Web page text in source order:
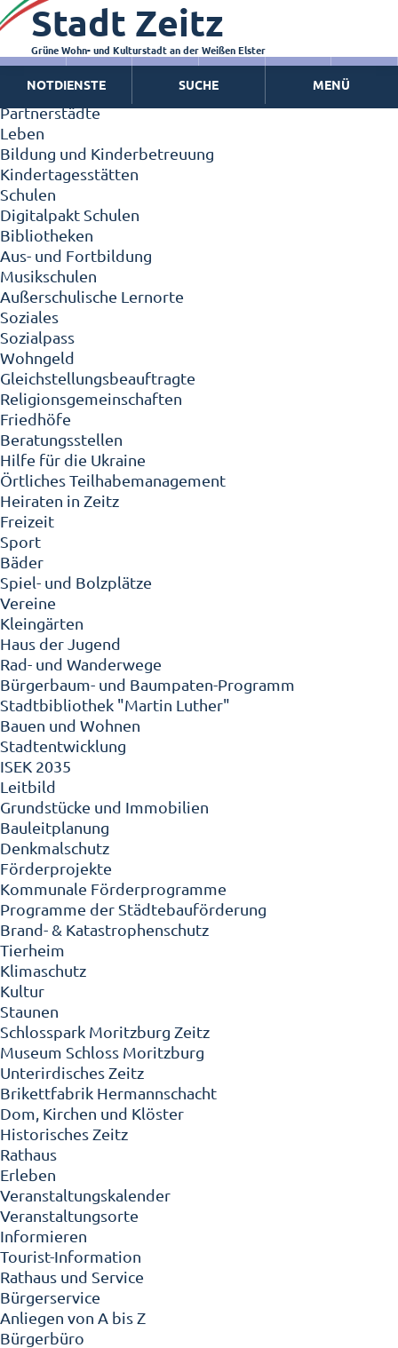
Zeitz - Die Kleinstadt
Willkommen in Zeitz!
Interview mit Oberbürgermeister Christian Thieme
Zeitz - Stadt der Zukunft
Ortschaften
Partnerstädte
Leben
Bildung und Kinderbetreuung
Kindertagesstätten
Schulen
Digitalpakt Schulen
Bibliotheken
Aus- und Fortbildung
Musikschulen
Außerschulische Lernorte
Soziales
Sozialpass
Wohngeld
Gleichstellungsbeauftragte
Religionsgemeinschaften
Friedhöfe
Beratungsstellen
Hilfe für die Ukraine
Örtliches Teilhabemanagement
Heiraten in Zeitz
Freizeit
Sport
Bäder
Spiel- und Bolzplätze
Vereine
Kleingärten
Haus der Jugend
Rad- und Wanderwege
Bürgerbaum- und Baumpaten-Programm
Stadtbibliothek "Martin Luther"
Bauen und Wohnen
Stadtentwicklung
ISEK 2035
Leitbild
Grundstücke und Immobilien
Bauleitplanung
Denkmalschutz
Förderprojekte
Kommunale Förderprogramme
Programme der Städtebauförderung
Brand- & Katastrophenschutz
Tierheim
Klimaschutz
Kultur
Staunen
Schlosspark Moritzburg Zeitz
Museum Schloss Moritzburg
Unterirdisches Zeitz
Brikettfabrik Hermannschacht
Dom, Kirchen und Klöster
Historisches Zeitz
Rathaus
Erleben
Veranstaltungskalender
Veranstaltungsorte
Informieren
Tourist-Information
Rathaus und Service
Bürgerservice
Anliegen von A bis Z
Bürgerbüro
Stadt Zeitz
Grüne Wohn- und Kulturstadt an der Weißen Elster
NOTDIENSTE SUCHE MENÜ